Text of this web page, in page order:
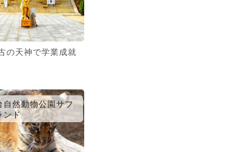
の天神で学業成就
自然動物公園サフ
ンド